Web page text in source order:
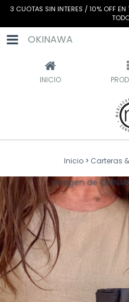
3 CUOTAS SIN INTERES / 10% OFF
OKINAWA
INICIO
Inicio > Carteras